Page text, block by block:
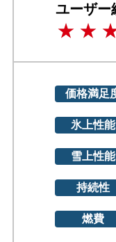
ユーザー
価格満足
氷上性能
雪上性能
持続性
燃費